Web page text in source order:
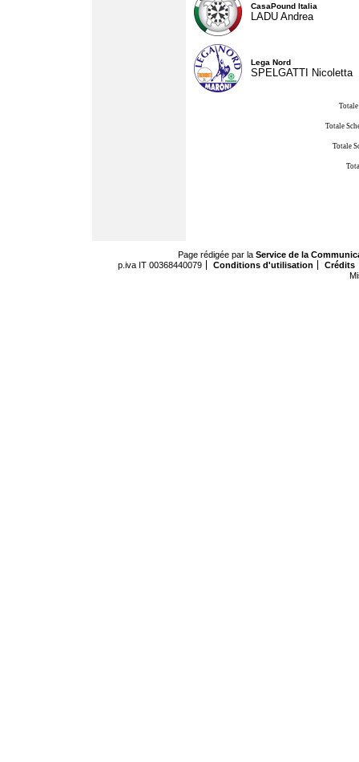
CasaPound Italia
LADU Andrea
Lega Nord
SPELGATTI Nicoletta
Totale
Totale
Page rédigée par la Service de la
p.iva IT 00368440079
Conditions d'utilisation
Crédits